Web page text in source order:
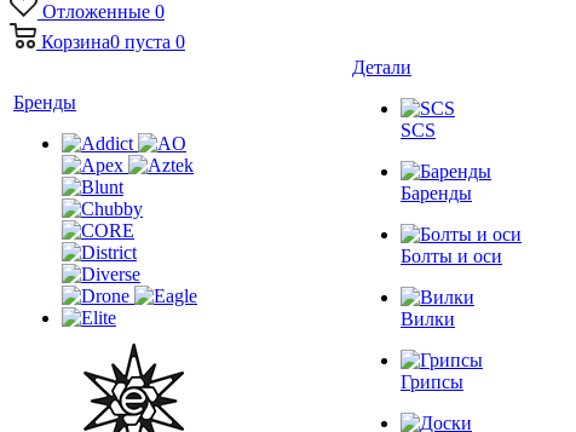
Отложенные 0
Корзина0 пуста 0
Бренды
Детали
SCS
Баренды
Болты и оси
Вилки
Грипсы